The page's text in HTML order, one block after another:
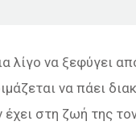
λίγο να ξεφύγει
να πάει
έχει στη ζωή της